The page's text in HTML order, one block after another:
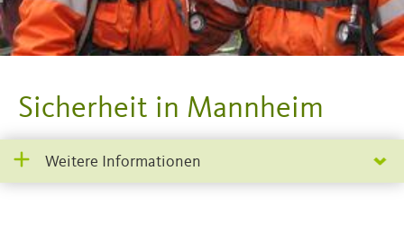
Sicherheit in Mannheim
Weitere Informationen